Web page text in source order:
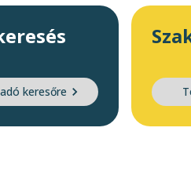
keresőre